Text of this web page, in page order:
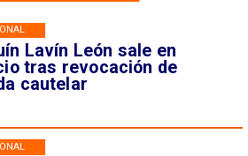
Lavín León sale en
tras revocación de
cautelar